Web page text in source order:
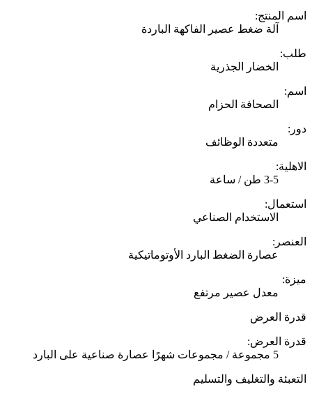
اسم المنتج:
آلة ضغط عصير الفاكهة الباردة
طلب:
الخضار الجذرية
اسم:
الصحافة الحزام
دور:
متعددة الوظائف
الاهلية:
3-5 طن / ساعة
استعمال:
الاستخدام الصناعي
العنصر:
عصارة الضغط البارد الأوتوماتيكية
ميزة:
معدل عصير مرتفع
قدرة العرض
قدرة العرض:
5 مجموعة / مجموعات شهرًا عصارة صناعية على البارد
التعبئة والتغليف والتسليم